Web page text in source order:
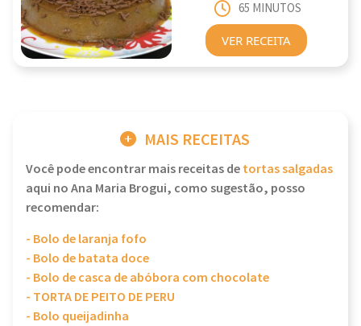
65 MINUTOS
VER RECEITA
MAIS RECEITAS
Você pode encontrar mais receitas detortas salgadas
aqui no Ana Maria Brogui, como sugestão, posso
recomendar:
- Bolo de laranja fofo
- Bolo de batata doce
- Bolo de casca de abóbora com chocolate
- TORTA DE PEITO DE PERU
- Bolo queijadinha